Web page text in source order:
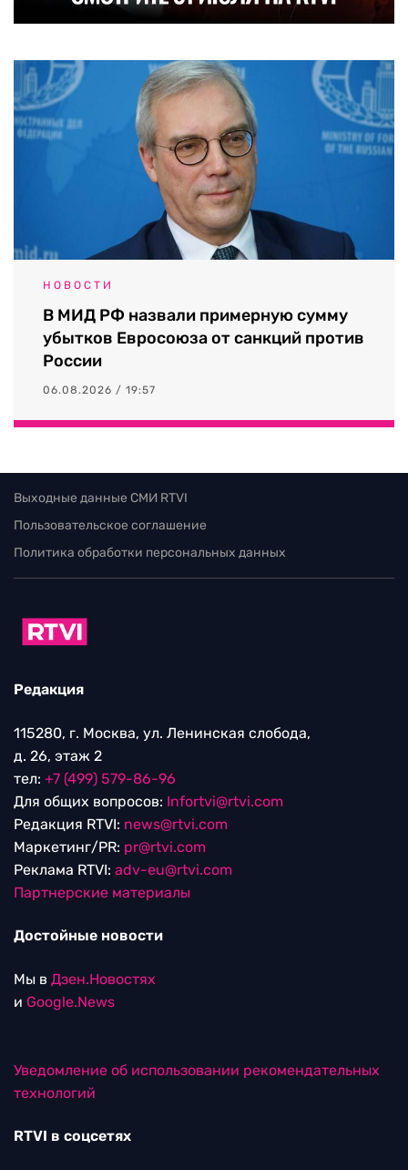
НОВОСТИ
В МИД РФ назвали примерную сумму
убытков Евросоюза от санкций против
России
06.08.2026 / 19:57
Выходные данные СМИ RTVI
Пользовательское соглашение
Политика обработки персональных данных
Редакция
115280, г. Москва, ул. Ленинская слобода,
д. 26, этаж 2
тел: +7 (499) 579-86-96
Для общих вопросов: Infortvi@rtvi.com
Редакция RTVI: news@rtvi.com
Маркетинг/PR: pr@rtvi.com
Реклама RTVI: adv-eu@rtvi.com
Партнерские материалы
Достойные новости
Мы в Дзен.Новостях
и Google.News
Уведомление об использовании рекомендательных
технологий
RTVI в соцсетях